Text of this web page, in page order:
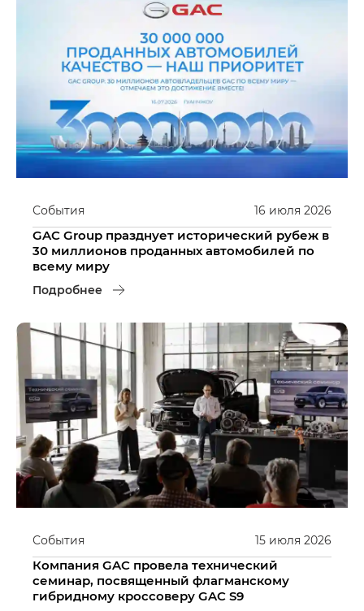
16 июля 2026
События
GAC Group празднует исторический рубеж в
30 миллионов проданных автомобилей по
всему миру
Подробнее
15 июля 2026
События
Компания GAC провела технический
семинар, посвященный флагманскому
гибридному кроссоверу GAC S9